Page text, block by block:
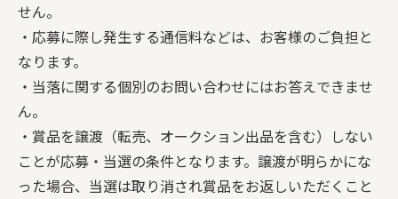
せん。
・応募に際し発生する通信料などは、お客様のご負担と
なります。
・当落に関する個別のお問い合わせにはお答えできませ
ん。
・賞品を譲渡（転売、オークション出品を含む）しない
ことが応募・当選の条件となります。譲渡が明らかにな
った場合、当選は取り消され賞品をお返しいただくこと